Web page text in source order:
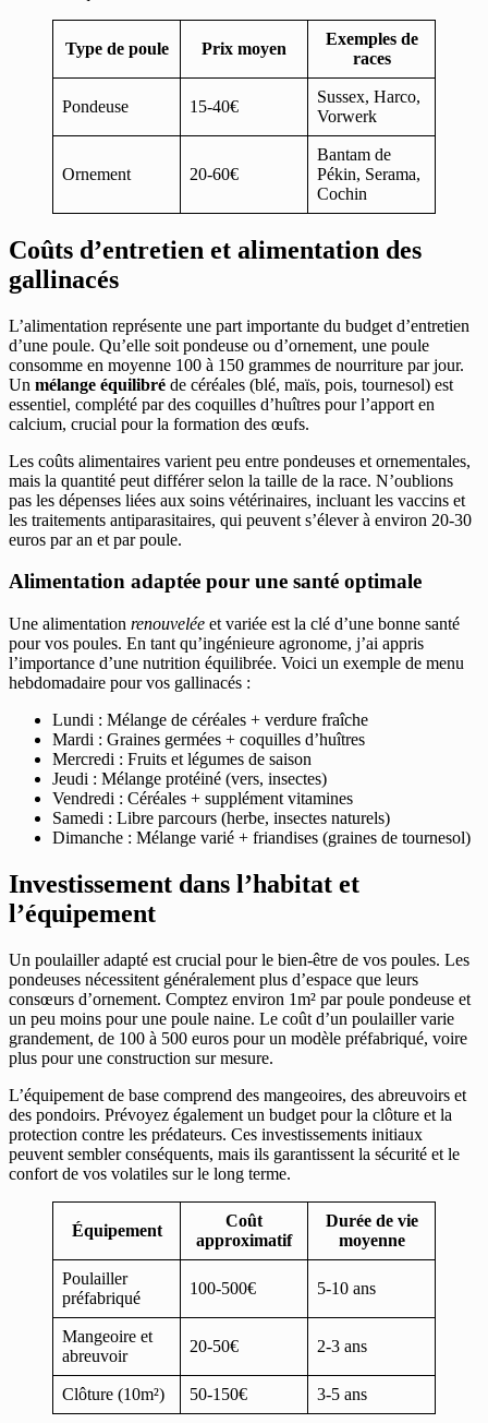
Type de poule Prix moyen
Exemples de
races
Pondeuse 15-40€
Sussex, Harco,
Vorwerk
Ornement 20-60€
Bantam de
Pékin, Serama,
Cochin
Coûts d’entretien et alimentation des
gallinacés
L’alimentation représente une part importante du budget d’entretien
d’une poule. Qu’elle soit pondeuse ou d’ornement, une poule
consomme en moyenne 100 à 150 grammes de nourriture par jour.
Un mélange équilibré de céréales (blé, maïs, pois, tournesol) est
essentiel, complété par des coquilles d’huîtres pour l’apport en
calcium, crucial pour la formation des œufs.
Les coûts alimentaires varient peu entre pondeuses et ornementales,
mais la quantité peut différer selon la taille de la race. N’oublions
pas les dépenses liées aux soins vétérinaires, incluant les vaccins et
les traitements antiparasitaires, qui peuvent s’élever à environ 20-30
euros par an et par poule.
Alimentation adaptée pour une santé optimale
Une alimentation renouvelée et variée est la clé d’une bonne santé
pour vos poules. En tant qu’ingénieure agronome, j’ai appris
l’importance d’une nutrition équilibrée. Voici un exemple de menu
hebdomadaire pour vos gallinacés :
Lundi : Mélange de céréales + verdure fraîche
Mardi : Graines germées + coquilles d’huîtres
Mercredi : Fruits et légumes de saison
Jeudi : Mélange protéiné (vers, insectes)
Vendredi : Céréales + supplément vitamines
Samedi : Libre parcours (herbe, insectes naturels)
Dimanche : Mélange varié + friandises (graines de tournesol)
Investissement dans l’habitat et
l’équipement
Un poulailler adapté est crucial pour le bien-être de vos poules. Les
pondeuses nécessitent généralement plus d’espace que leurs
consœurs d’ornement. Comptez environ 1m² par poule pondeuse et
un peu moins pour une poule naine. Le coût d’un poulailler varie
grandement, de 100 à 500 euros pour un modèle préfabriqué, voire
plus pour une construction sur mesure.
L’équipement de base comprend des mangeoires, des abreuvoirs et
des pondoirs. Prévoyez également un budget pour la clôture et la
protection contre les prédateurs. Ces investissements initiaux
peuvent sembler conséquents, mais ils garantissent la sécurité et le
confort de vos volatiles sur le long terme.
Équipement
Coût
approximatif
Durée de vie
moyenne
Poulailler
préfabriqué
100-500€ 5-10 ans
Mangeoire et
abreuvoir
20-50€ 2-3 ans
Clôture (10m²) 50-150€ 3-5 ans